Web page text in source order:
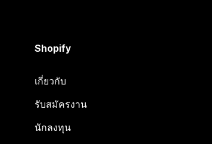
Shopify
เกี่ยวกับ
รับสมัครงาน
นักลงทุน